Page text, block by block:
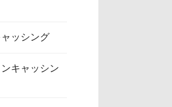
ッシング
キャッシン